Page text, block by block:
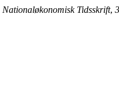
Nationaløkonomisk Tidsskrift, 3